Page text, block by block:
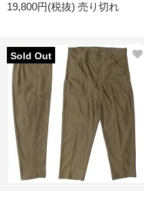
19,800円(税抜) 売り切れ
Sold Out